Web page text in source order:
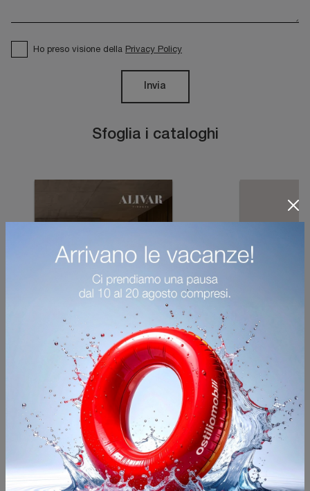
Sfoglia i cataloghi
Ho preso visione della Privacy Policy
Invia
Potrebbero piacerti anche